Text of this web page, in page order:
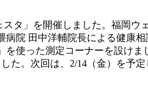
タ」を開催しました。福岡
院 田中洋輔院長による健康
使った測定コーナーを設け
た。次回は、2/14（金）を予定